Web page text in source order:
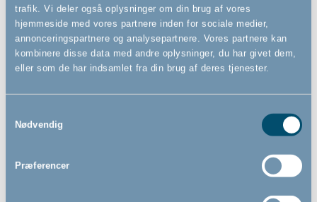
trafik. Vi deler også oplysninger om din brug af vores
hjemmeside med vores partnere inden for sociale medier,
annonceringspartnere og analysepartnere. Vores partnere kan
kombinere disse data med andre oplysninger, du har givet dem,
eller som de har indsamlet fra din brug af deres tjenester.
Nødvendig
Præferencer
BabyDan Flex Pentagon, hvid